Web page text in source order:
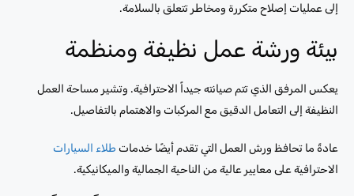
إلى عمليات إصلاح متكررة ومخاطر تتعلق بالسلامة.
بيئة ورشة عمل نظيفة ومنظمة
يعكس المرفق الذي تتم صيانته جيداً الاحترافية. وتشير مساحة العمل
النظيفة إلى التعامل الدقيق مع المركبات والاهتمام بالتفاصيل.
عادةً ما تحافظ ورش العمل التي تقدم أيضًا خدمات طلاء السيارات
الاحترافية على معايير عالية من الناحية الجمالية والميكانيكية.